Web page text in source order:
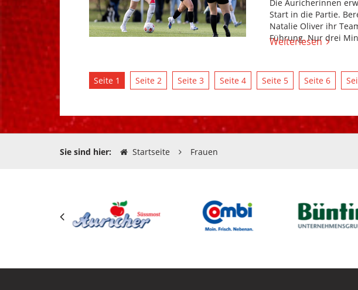
Die Auricherinnen
Start in die Partie.
Natalie Oliver ihr
Führung. Nur drei
Weiterlesen
Seite 1 Seite 2 Seite 3 Seite 4 Seite 5 Seite 6
Sie sind hier: Startseite Frauen